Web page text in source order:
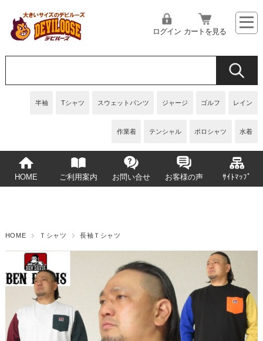
半袖 Tシャツ スウェットパンツ ジャージ ゴルフ レイン
作業着 テンシャル ポロシャツ 水着
ログイン カートを見る
HOME ご利用案内 お問い合せ お客様の声 ｻｲﾄﾏｯﾌﾟ
HOME Ｔシャツ 長袖Ｔシャツ